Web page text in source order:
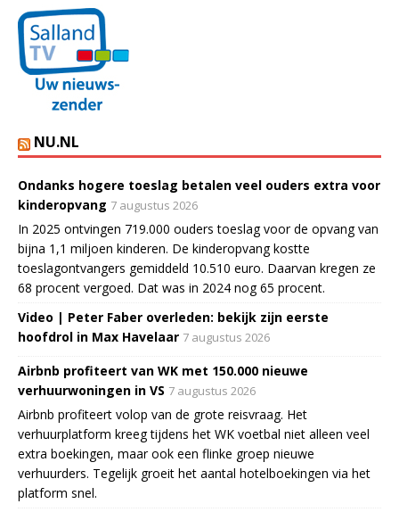
NU.NL
Ondanks hogere toeslag betalen veel ouders extra voor
kinderopvang 7 augustus 2026
In 2025 ontvingen 719.000 ouders toeslag voor de opvang van
bijna 1,1 miljoen kinderen. De kinderopvang kostte
toeslagontvangers gemiddeld 10.510 euro. Daarvan kregen ze
68 procent vergoed. Dat was in 2024 nog 65 procent.
Video | Peter Faber overleden: bekijk zijn eerste
hoofdrol in Max Havelaar 7 augustus 2026
Airbnb profiteert van WK met 150.000 nieuwe
verhuurwoningen in VS 7 augustus 2026
Airbnb profiteert volop van de grote reisvraag. Het
verhuurplatform kreeg tijdens het WK voetbal niet alleen veel
extra boekingen, maar ook een flinke groep nieuwe
verhuurders. Tegelijk groeit het aantal hotelboekingen via het
platform snel.